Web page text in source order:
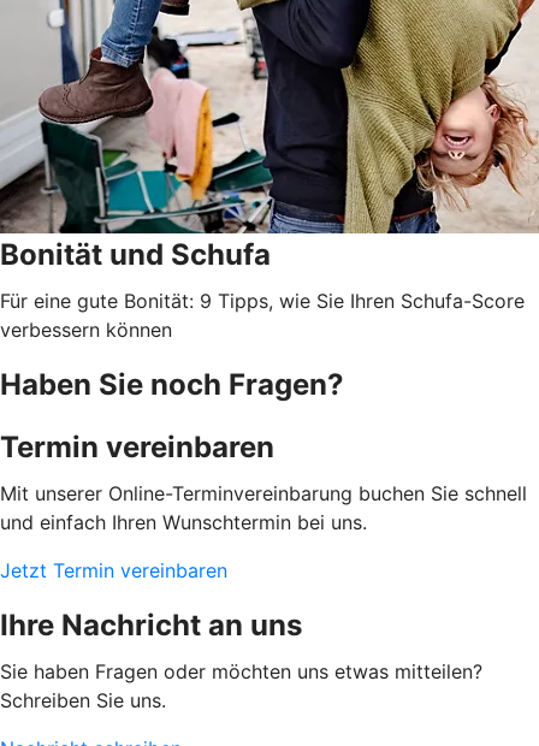
Bonität und Schufa
Für eine gute Bonität: 9 Tipps, wie Sie Ihren Schufa-Score
verbessern können
Haben Sie noch Fragen?
Termin vereinbaren
Mit unserer Online-Terminvereinbarung buchen Sie schnell
und einfach Ihren Wunschtermin bei uns.
Jetzt Termin vereinbaren
Ihre Nachricht an uns
Sie haben Fragen oder möchten uns etwas mitteilen?
Schreiben Sie uns.